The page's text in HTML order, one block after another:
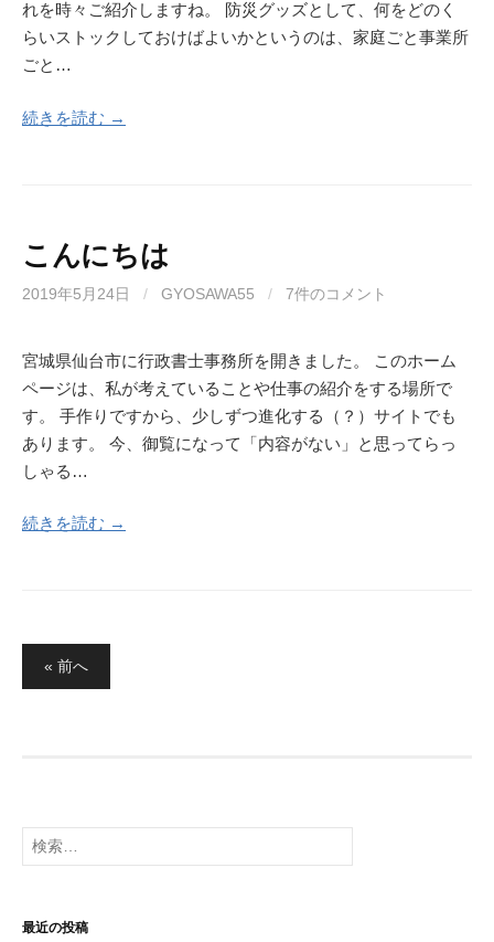
れを時々ご紹介しますね。 防災グッズとして、何をどのく
らいストックしておけばよいかというのは、家庭ごと事業所
ごと…
続きを読む →
こんにちは
2019年5月24日 / GYOSAWA55 / 7件のコメント
宮城県仙台市に行政書士事務所を開きました。 このホーム
ページは、私が考えていることや仕事の紹介をする場所で
す。 手作りですから、少しずつ進化する（？）サイトでも
あります。 今、御覧になって「内容がない」と思ってらっ
しゃる…
続きを読む →
稿
送
« 前へ
検
索:
最近の投稿